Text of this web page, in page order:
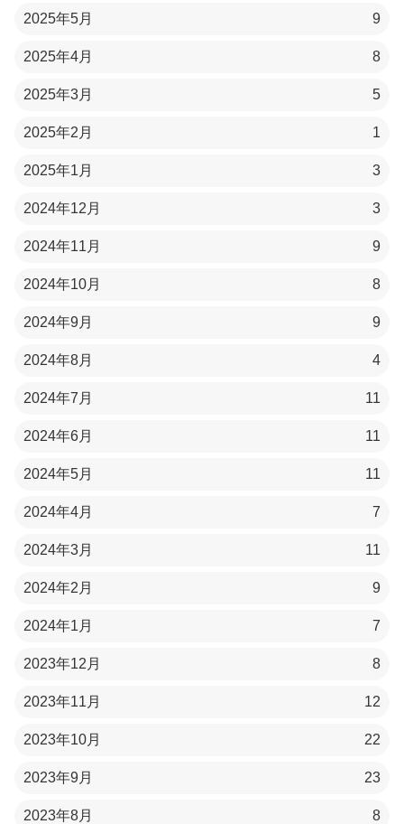
2025年5月 9
2025年4月 8
2025年3月 5
2025年2月 1
2025年1月 3
2024年12月 3
2024年11月 9
2024年10月 8
2024年9月 9
2024年8月 4
2024年7月 11
2024年6月 11
2024年5月 11
2024年4月 7
2024年3月 11
2024年2月 9
2024年1月 7
2023年12月 8
2023年11月 12
2023年10月 22
2023年9月 23
2023年8月 8